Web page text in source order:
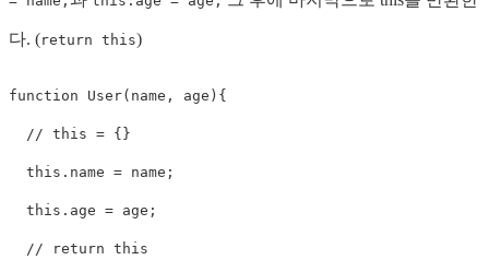
다. (return this)
function User( name , age ) {
// this = {}
this . name = name ;
this . age = age ;
// return this